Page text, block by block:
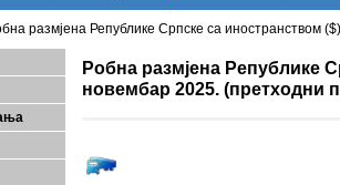
размјена Републике Српске са иностранством
Робна размјена Републике
новембар 2025. (претходни